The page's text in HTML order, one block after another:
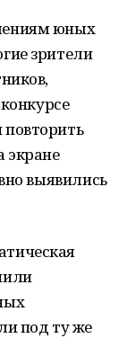
юных
зрители
экране
выявились
под ту же